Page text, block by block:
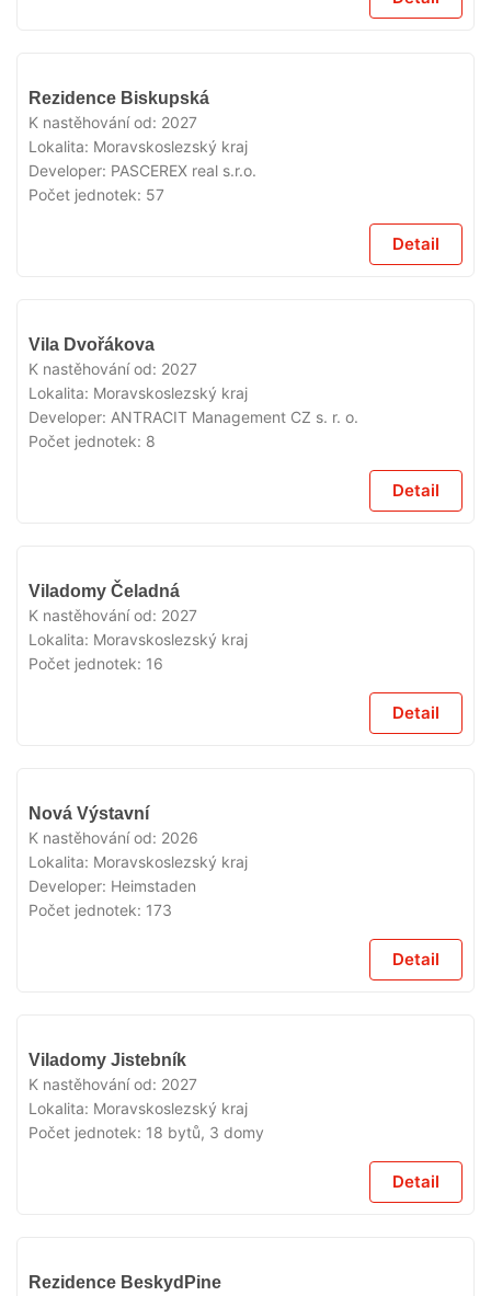
Rezidence Biskupská
K nastěhování od: 2027
Lokalita: Moravskoslezský kraj
Developer: PASCEREX real s.r.o.
Počet jednotek: 57
Detail
Vila Dvořákova
K nastěhování od: 2027
Lokalita: Moravskoslezský kraj
Developer: ANTRACIT Management CZ s. r. o.
Počet jednotek: 8
Detail
Viladomy Čeladná
K nastěhování od: 2027
Lokalita: Moravskoslezský kraj
Počet jednotek: 16
Detail
Nová Výstavní
K nastěhování od: 2026
Lokalita: Moravskoslezský kraj
Developer: Heimstaden
Počet jednotek: 173
Detail
Viladomy Jistebník
K nastěhování od: 2027
Lokalita: Moravskoslezský kraj
Počet jednotek: 18 bytů, 3 domy
Detail
Rezidence BeskydPine